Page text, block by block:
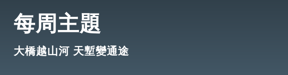
每周主題
大橋越山河 天塹變通途